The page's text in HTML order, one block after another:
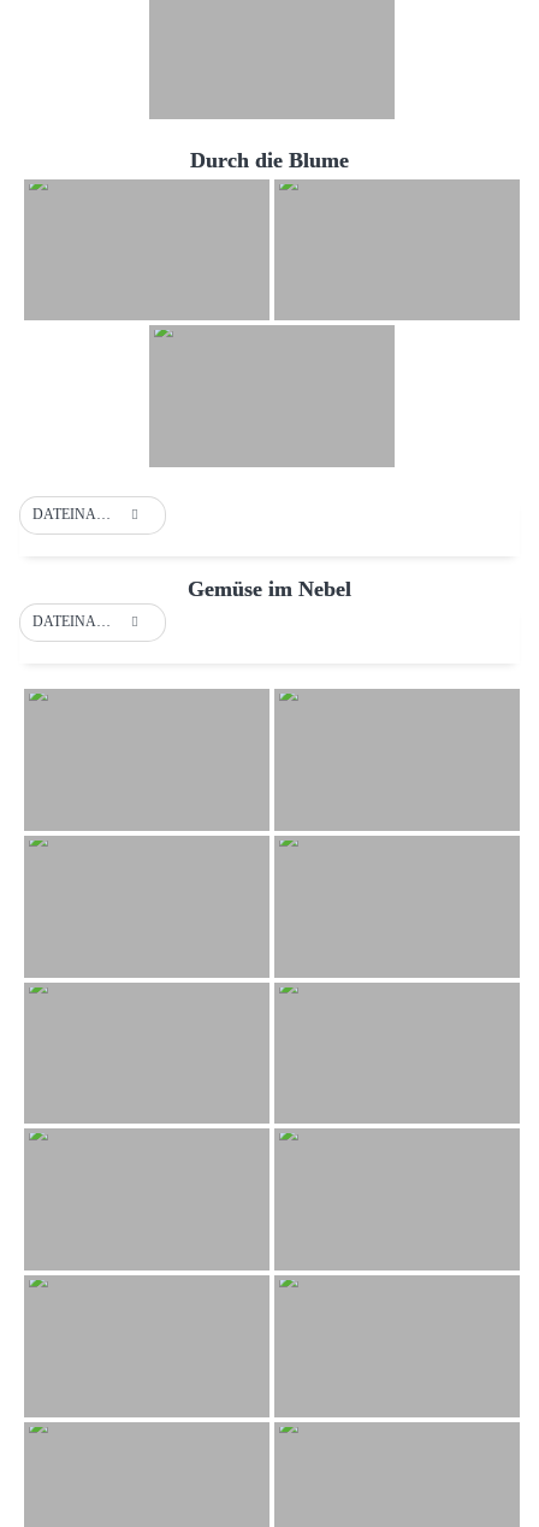
Durch die Blume
DATEINAME
Gemüse im Nebel
DATEINAME